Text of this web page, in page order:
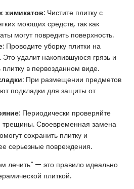
химикатов: Чистите плитку с
моющих средств, так как
могут повредить поверхность.
: Проводите уборку плитки на
Это удалит накопившуюся грязь и
в первозданном виде.
: При размещении предметов
подкладки для защиты от
: Периодически проверяйте
трещины. Своевременная замена
сохранить плитку и
серьезные повреждения.
лечить" — это правило идеально
плиткой.